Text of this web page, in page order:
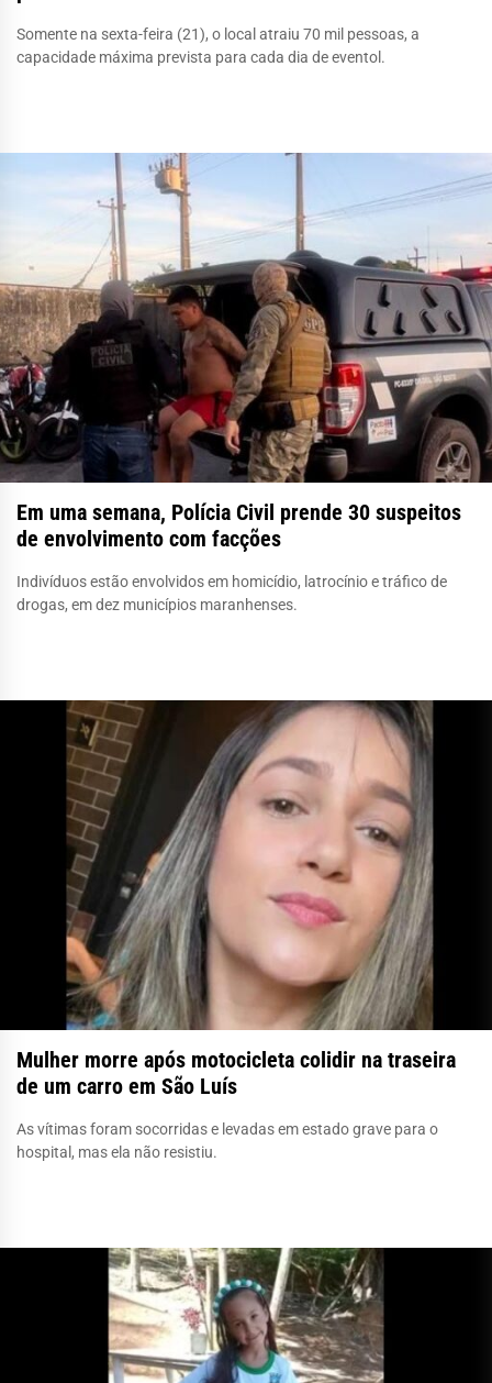
Somente na sexta-feira (21), o local atraiu 70 mil pessoas, a
capacidade máxima prevista para cada dia de eventol.
Em uma semana, Polícia Civil prende 30 suspeitos
de envolvimento com facções
Indivíduos estão envolvidos em homicídio, latrocínio e tráfico de
drogas, em dez municípios maranhenses.
Mulher morre após motocicleta colidir na traseira
de um carro em São Luís
As vítimas foram socorridas e levadas em estado grave para o
hospital, mas ela não resistiu.